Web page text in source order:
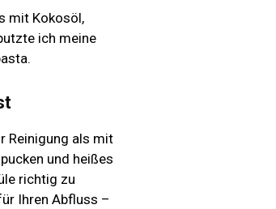
mit Kokosöl,
ich meine
Reinigung als mit
und heißes
richtig zu
Ihren Abfluss –